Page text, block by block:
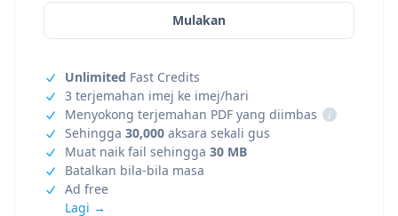
Mulakan
Unlimited Fast Credits
3 terjemahan imej ke imej/hari
Menyokong terjemahan PDF yang diimbas
i
Sehingga 30,000 aksara sekali gus
Muat naik fail sehingga 30 MB
Batalkan bila-bila masa
Ad free
Lagi →